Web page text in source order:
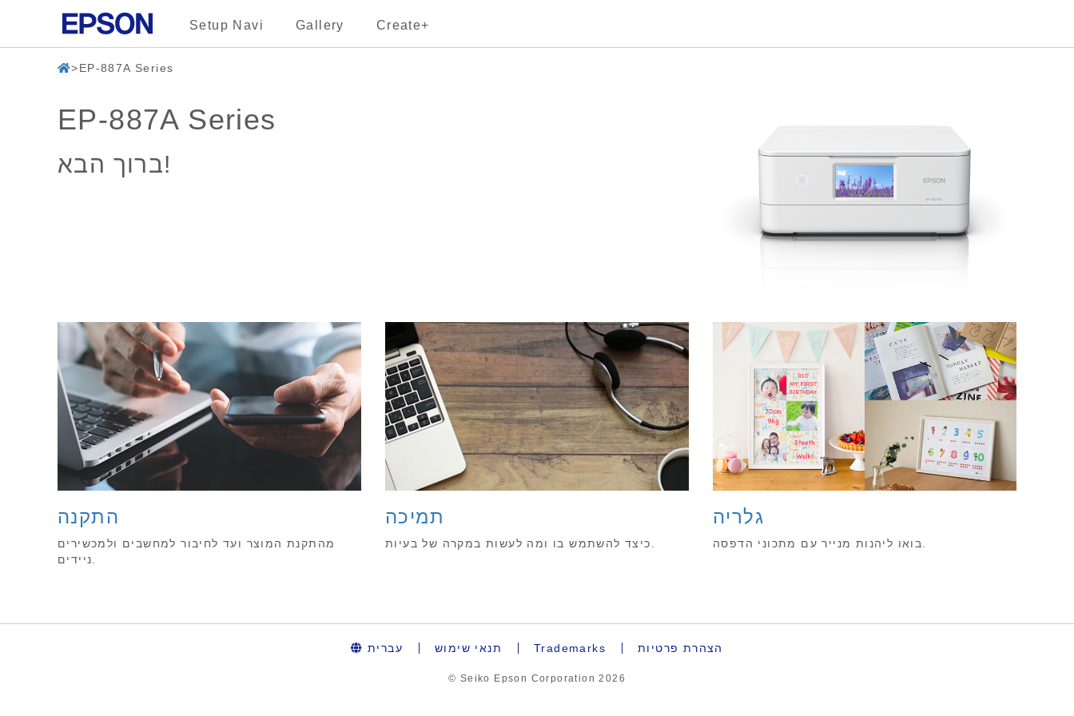
Setup Navi Gallery Create+
EP-887A Series
EP-887A Series
ברוך הבא!
התקנה
מהתקנת המוצר ועד לחיבור למחשבים ולמכשירים
ניידים.
תמיכה
כיצד להשתמש בו ומה לעשות במקרה של בעיות.
גלריה
בואו ליהנות מנייר עם מתכוני הדפסה.
עברית תנאי שימוש Trademarks הצהרת פרטיות
© Seiko Epson Corporation2026